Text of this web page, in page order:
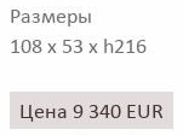
Размеры
108 x 53 x h216
Цена 9 340 EUR